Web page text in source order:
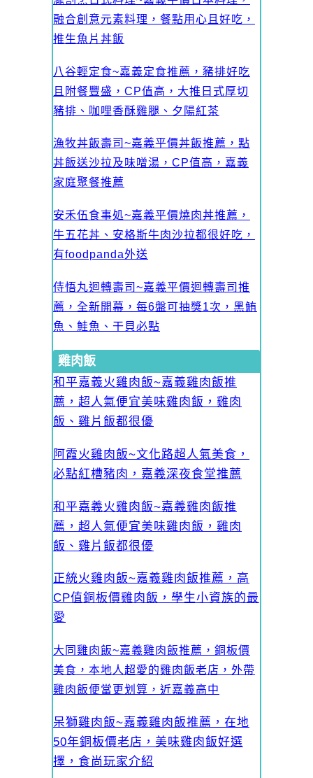
融合創意元素料理，餐點用心且好吃，
推生魚片丼飯
八谷輕定食~嘉義定食推薦，豬排好吃
且附餐豐盛，CP值高，大推日式厚切
豬排、咖哩香酥雞腿、夕陽紅茶
漁牧丼飯壽司~嘉義平價丼飯推薦，點
丼飯送沙拉及味噌湯，CP值高，嘉義
家庭聚餐推薦
安禾伍食事処~嘉義平價燒肉丼推薦，
牛五花丼、安格斯牛肉沙拉都很好吃，
有foodpanda外送
侍悟丸迴轉壽司~嘉義平價迴轉壽司推
薦，全新開幕，每6盤可抽獎1次，黑鮪
魚、鮭魚、干貝必點
雞肉飯
和平嘉義火雞肉飯~嘉義雞肉飯推
薦，超人氣便宜美味雞肉飯，雞肉
飯、雞片飯都很優
阿霞火雞肉飯~文化路超人氣美食，
必點紅槽豬肉，嘉義深夜食堂推薦
和平嘉義火雞肉飯~嘉義雞肉飯推
薦，超人氣便宜美味雞肉飯，雞肉
飯、雞片飯都很優
正統火雞肉飯~嘉義雞肉飯推薦，高
CP值銅板價雞肉飯，學生小資族的最
愛
大同雞肉飯~嘉義雞肉飯推薦，銅板價
美食，本地人超愛的雞肉飯老店，外帶
雞肉飯便當更划算，近嘉義高中
呆獅雞肉飯~嘉義雞肉飯推薦，在地
50年銅板價老店，美味雞肉飯好選
擇，食尚玩家介紹